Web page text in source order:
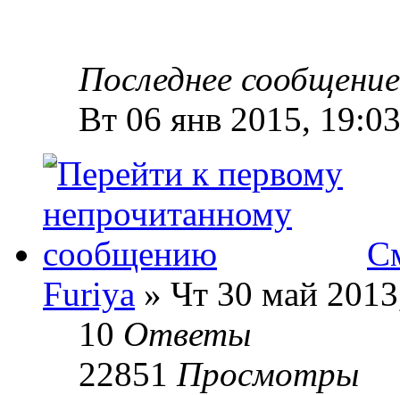
Последнее
Вт 06 янв 2015, 19:03
Furiya » Чт 30 май
10 Ответы
22851 Просмотры